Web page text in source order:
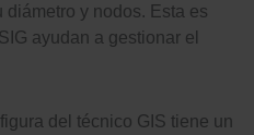
y nodos. Esta es
ayudan a gestionar el
del técnico GIS tiene un